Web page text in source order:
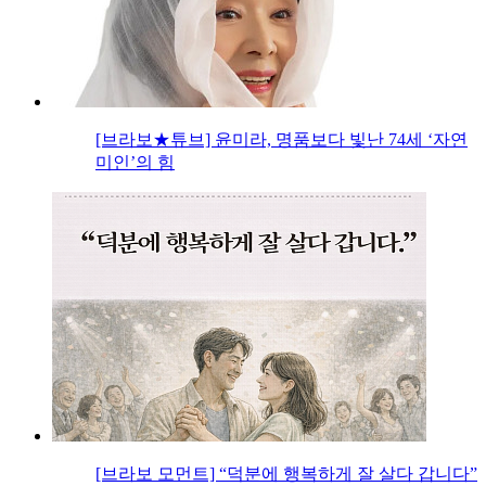
[브라보★튜브] 윤미라, 명품보다 빛난 74세 ‘자연
미인’의 힘
[브라보 모먼트] “덕분에 행복하게 잘 살다 갑니다”